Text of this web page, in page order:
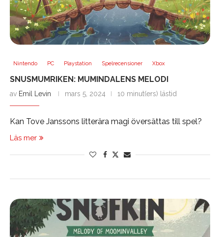
Nintendo PC Playstation Spelrecensioner Xbox
SNUSMUMRIKEN: MUMINDALENS MELODI
av Emil Levin mars 5, 2024 10 minut(ers) lästid
Kan Tove Janssons litterära magi översättas till spel?
Läs mer